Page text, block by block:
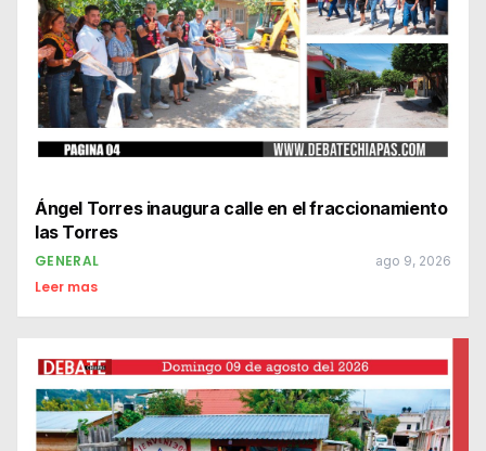
Ángel Torres inaugura calle en el fraccionamiento
las Torres
GENERAL ago 9, 2026
Leer mas